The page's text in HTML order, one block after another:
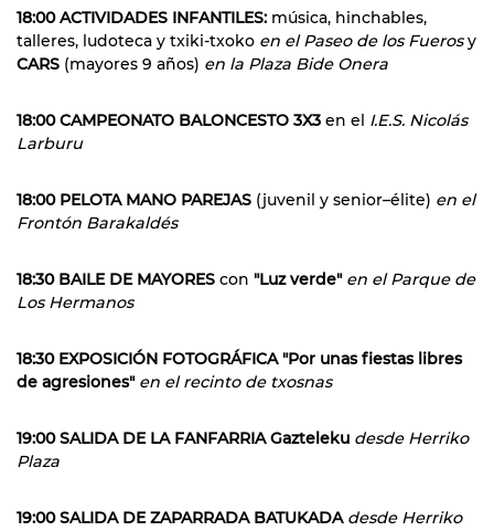
18:00 ACTIVIDADES INFANTILES: música, hinchables,
talleres, ludoteca y txiki-txoko en el Paseo de los Fuerosy
CARS (mayores 9 años) en la Plaza Bide Onera
18:00 CAMPEONATO BALONCESTO 3X3 en el I.E.S. Nicolás
Larburu
18:00 PELOTA MANO PAREJAS (juvenil y senior–élite) en el
Frontón Barakaldés
18:30 BAILE DE MAYORES con "Luz verde" en el Parque de
Los Hermanos
18:30 EXPOSICIÓN FOTOGRÁFICA "Por unas fiestas libres
de agresiones" en el recinto de txosnas
19:00 SALIDA DE LA FANFARRIA Gazteleku desde Herriko
Plaza
19:00 SALIDA DE ZAPARRADA BATUKADA desde Herriko